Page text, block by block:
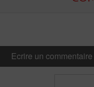
Ecrire un commentaire